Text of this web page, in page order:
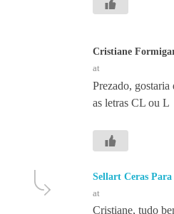
Cristiane
at
Prezado, gostaria
as letras CL ou L
Sellart Ceras
at
Cristiane, tudo